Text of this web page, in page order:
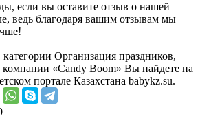
если вы оставите отзыв о нашей
ведь благодаря вашим отзывам мы
Организация праздников,
«Candy Boom» Вы найдете на
портале Казахстана babykz.su.